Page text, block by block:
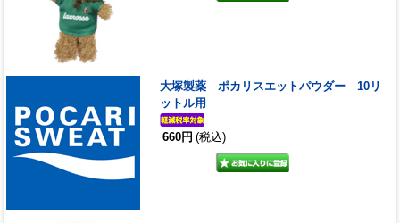
大塚製薬 ポカリスエットパウダー 10リ
ットル用
660円 (税込)